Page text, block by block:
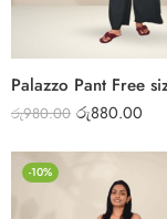
රු980.00 රු880.00
-10%